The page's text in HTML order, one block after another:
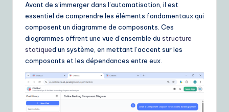
Avant de s’immerger dans l’automatisation, il est
essentiel de comprendre les éléments fondamentaux qui
composent un diagramme de composants. Ces
diagrammes offrent une vue d’ensemble du structure
statiqued’un système, en mettant l’accent sur les
composants et les dépendances entre eux.